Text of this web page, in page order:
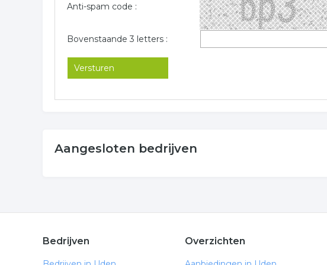
Anti-spam code :
Bovenstaande 3 letters :
Aangesloten bedrijven
Bedrijven Overzichten